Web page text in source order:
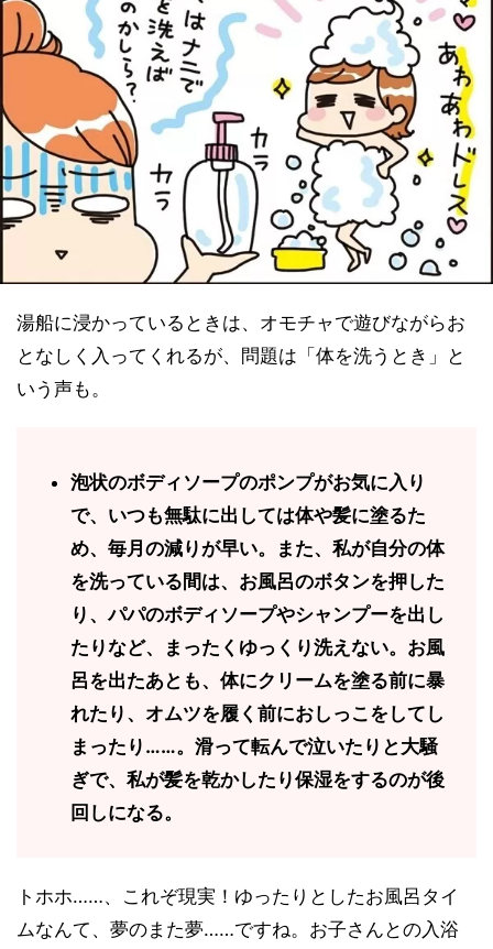
湯船に浸かっているときは、オモチャで遊びながらお
となしく入ってくれるが、問題は「体を洗うとき」と
いう声も。
泡状のボディソープのポンプがお気に入り
で、いつも無駄に出しては体や髪に塗るた
め、毎月の減りが早い。また、私が自分の体
を洗っている間は、お風呂のボタンを押した
り、パパのボディソープやシャンプーを出し
たりなど、まったくゆっくり洗えない。お風
呂を出たあとも、体にクリームを塗る前に暴
れたり、オムツを履く前におしっこをしてし
まったり……。滑って転んで泣いたりと大騒
ぎで、私が髪を乾かしたり保湿をするのが後
回しになる。
トホホ……、これぞ現実！ゆったりとしたお風呂タイ
ムなんて、夢のまた夢……ですね。お子さんとの入浴